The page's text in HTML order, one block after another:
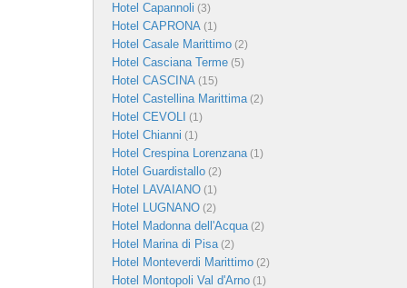
Hotel Capannoli (3)
Hotel CAPRONA (1)
Hotel Casale Marittimo (2)
Hotel Casciana Terme (5)
Hotel CASCINA (15)
Hotel Castellina Marittima(2)
Hotel CEVOLI (1)
Hotel Chianni (1)
Hotel Crespina Lorenzana(1)
Hotel Guardistallo (2)
Hotel LAVAIANO (1)
Hotel LUGNANO (2)
Hotel Madonna dell'Acqua(2)
Hotel Marina di Pisa(2)
Hotel Monteverdi Marittimo (2)
Hotel Montopoli Val d'Arno (1)